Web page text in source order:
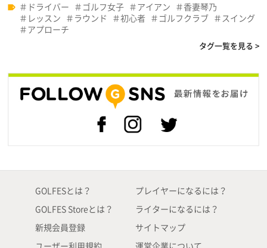
ドライバー ゴルフ女子 アイアン
香妻琴乃
レッスン
ラウンド 初心者 ゴルフクラブ
スイング
アプローチ
タグ一覧を見る >
GOLFESとは？
GOLFES Storeとは？
新規会員登録
ユーザー利用規約
プレイヤーになるには？
ライターになるには？
サイトマップ
運営企業について